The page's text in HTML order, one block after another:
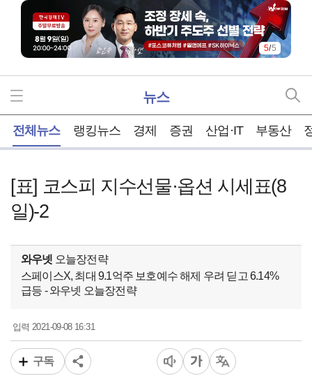
5/5
뉴스
전체뉴스 랭킹뉴스 경제 증권 산업·IT 부동산
[표] 코스피 지수선물·옵션 시세표(8
일)-2
와우넷 오늘장전략
스페이스X, 최대 9.1억주 보호예수 해제 우려 딛고 6.14%
급등 - 와우넷 오늘장전략
입력2021-09-08 16:31
구독